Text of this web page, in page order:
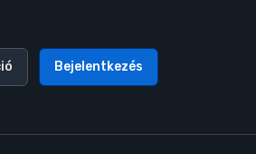
Bejelentkezés